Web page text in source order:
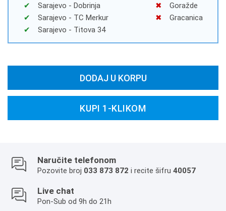
Sarajevo - Dobrinja
Sarajevo - TC Merkur
Sarajevo - Titova 34
Goražde
Gracanica
DODAJ U KORPU
KUPI 1-KLIKOM
Naručite telefonom
Pozovite broj 033 873 872 i recite šifru 40057
Live chat
Pon-Sub od 9h do 21h